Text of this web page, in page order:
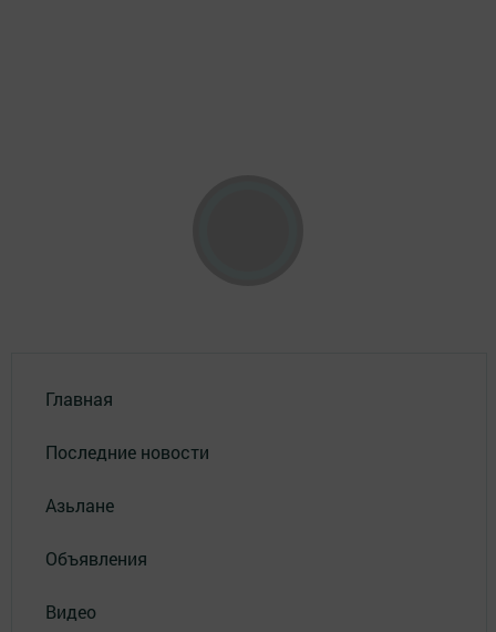
Главная
Последние новости
Азьлане
Объявления
Видео